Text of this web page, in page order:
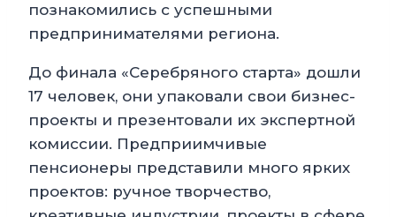
познакомились с успешными
предпринимателями региона.
До финала «Серебряного старта» дошли
17 человек, они упаковали свои бизнес-
проекты и презентовали их экспертной
комиссии. Предприимчивые
пенсионеры представили много ярких
проектов: ручное творчество,